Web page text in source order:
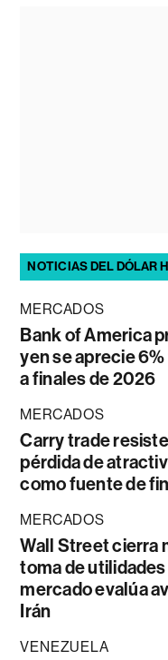
NOTICIAS DEL DÓLAR
MERCADOS
Bank of America
yen se aprecie
a finales de 2026
MERCADOS
Carry trade
pérdida de
como fuente de
MERCADOS
Wall Street cierra
toma de
mercado evalúa
Irán
VENEZUELA